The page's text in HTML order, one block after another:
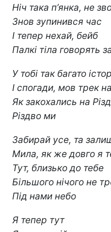
Ніч така п’янка, не
Знов зупинився час
І тепер нехай, бейб
Палкі тіла говорять
У тобі так багато
І спогади, мов трек
Як закохались на
Різдво ми
Забирай усе, та
Мила, як же довго я
Тут, близько до тебе
Більшого нічого не
Під нами небо
Я тепер тут